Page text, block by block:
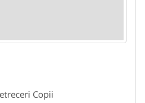
Copii